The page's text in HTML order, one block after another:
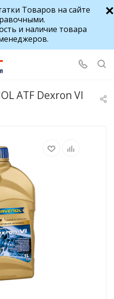
Товаров на сайте
и наличие товара
ATF Dexron VI